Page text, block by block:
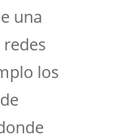
una
los